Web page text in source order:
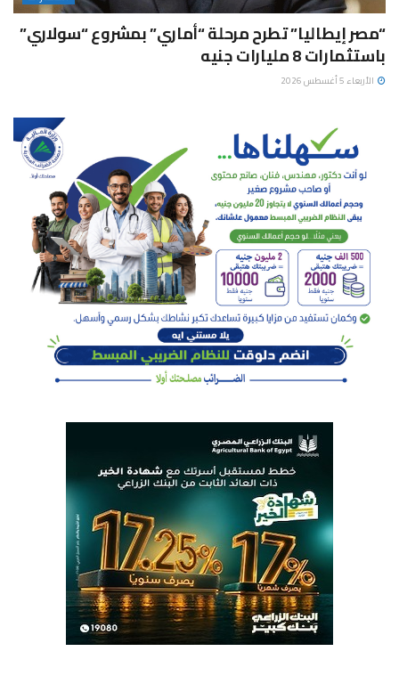
“مصر إيطاليا” تطرح مرحلة “أماري” بمشروع “سولاري”
باستثمارات 8 مليارات جنيه
الأربعاء 5 أغسطس 2026